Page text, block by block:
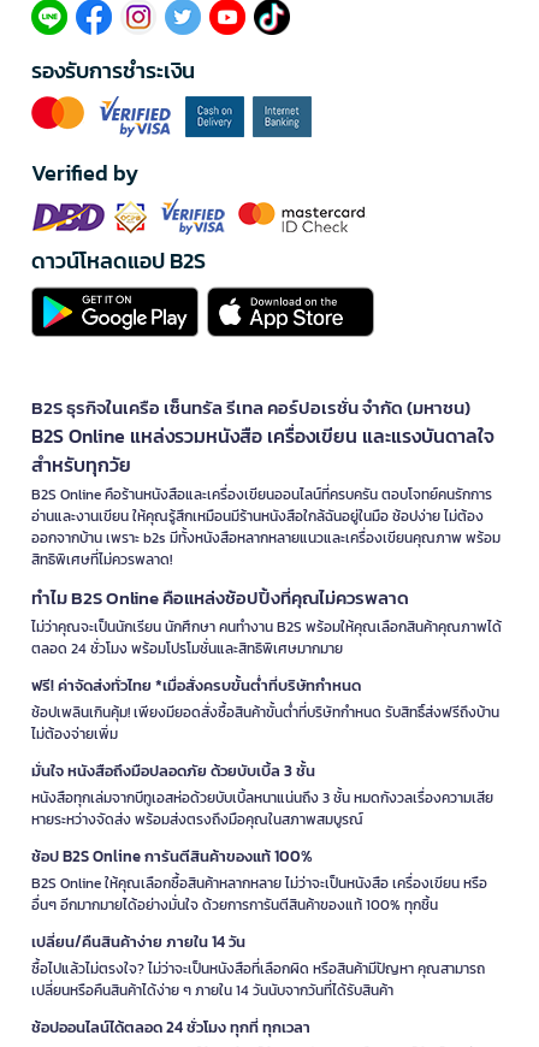
รองรับการชำระเงิน
Verified by
ดาวน์โหลดแอป B2S
B2S ธุรกิจในเครือ เซ็นทรัล รีเทล คอร์ปอเรชั่น จำกัด (มหาชน)
B2S Online แหล่งรวมหนังสือ เครื่องเขียน และแรงบันดาลใจ
สำหรับทุกวัย
B2S Online คือร้านหนังสือและเครื่องเขียนออนไลน์ที่ครบครัน ตอบโจทย์คนรักการ
อ่านและงานเขียน ให้คุณรู้สึกเหมือนมีร้านหนังสือใกล้ฉันอยู่ในมือ ช้อปง่าย ไม่ต้อง
ออกจากบ้าน เพราะ b2s มีทั้งหนังสือหลากหลายแนวและเครื่องเขียนคุณภาพ พร้อม
สิทธิพิเศษที่ไม่ควรพลาด!
ทำไม B2S Online คือแหล่งช้อปปิ้งที่คุณไม่ควรพลาด
ไม่ว่าคุณจะเป็นนักเรียน นักศึกษา คนทำงาน B2S พร้อมให้คุณเลือกสินค้าคุณภาพได้
ตลอด 24 ชั่วโมง พร้อมโปรโมชั่นและสิทธิพิเศษมากมาย
ฟรี! ค่าจัดส่งทั่วไทย *เมื่อสั่งครบขั้นต่ำที่บริษัทกำหนด
ช้อปเพลินเกินคุ้ม! เพียงมียอดสั่งซื้อสินค้าขั้นต่ำที่บริษัทกำหนด รับสิทธิ์ส่งฟรีถึงบ้าน
ไม่ต้องจ่ายเพิ่ม
มั่นใจ หนังสือถึงมือปลอดภัย ด้วยบับเบิ้ล 3 ชั้น
หนังสือทุกเล่มจากบีทูเอสห่อด้วยบับเบิ้ลหนาแน่นถึง 3 ชั้น หมดกังวลเรื่องความเสีย
หายระหว่างจัดส่ง พร้อมส่งตรงถึงมือคุณในสภาพสมบูรณ์
ช้อป B2S Online การันตีสินค้าของแท้ 100%
B2S Online ให้คุณเลือกซื้อสินค้าหลากหลาย ไม่ว่าจะเป็นหนังสือ เครื่องเขียน หรือ
อื่นๆ อีกมากมายได้อย่างมั่นใจ ด้วยการการันตีสินค้าของแท้ 100% ทุกชิ้น
เปลี่ยน/คืนสินค้าง่าย ภายใน 14 วัน
ซื้อไปแล้วไม่ตรงใจ? ไม่ว่าจะเป็นหนังสือที่เลือกผิด หรือสินค้ามีปัญหา คุณสามารถ
เปลี่ยนหรือคืนสินค้าได้ง่าย ๆ ภายใน 14 วันนับจากวันที่ได้รับสินค้า
ช้อปออนไลน์ได้ตลอด 24 ชั่วโมง ทุกที่ ทุกเวลา